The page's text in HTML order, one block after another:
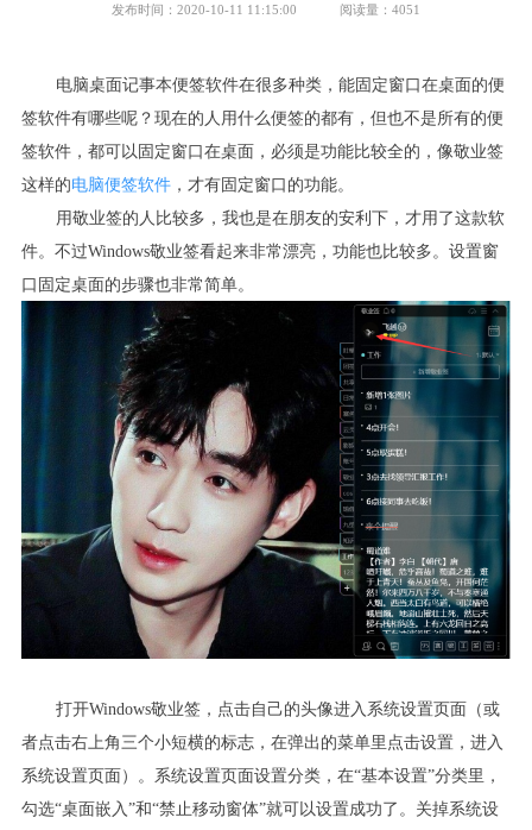
发布时间：2020-10-11 11:15:00 阅读量：4051
电脑桌面记事本便签软件在很多种类，能固定窗口在桌面的便
签软件有哪些呢？现在的人用什么便签的都有，但也不是所有的便
签软件，都可以固定窗口在桌面，必须是功能比较全的，像敬业签
这样的电脑便签软件，才有固定窗口的功能。
用敬业签的人比较多，我也是在朋友的安利下，才用了这款软
件。不过Windows敬业签看起来非常漂亮，功能也比较多。设置窗
口固定桌面的步骤也非常简单。
打开Windows敬业签，点击自己的头像进入系统设置页面（或
者点击右上角三个小短横的标志，在弹出的菜单里点击设置，进入
系统设置页面）。系统设置页面设置分类，在“基本设置”分类里，
勾选“桌面嵌入”和“禁止移动窗体”就可以设置成功了。关掉系统设